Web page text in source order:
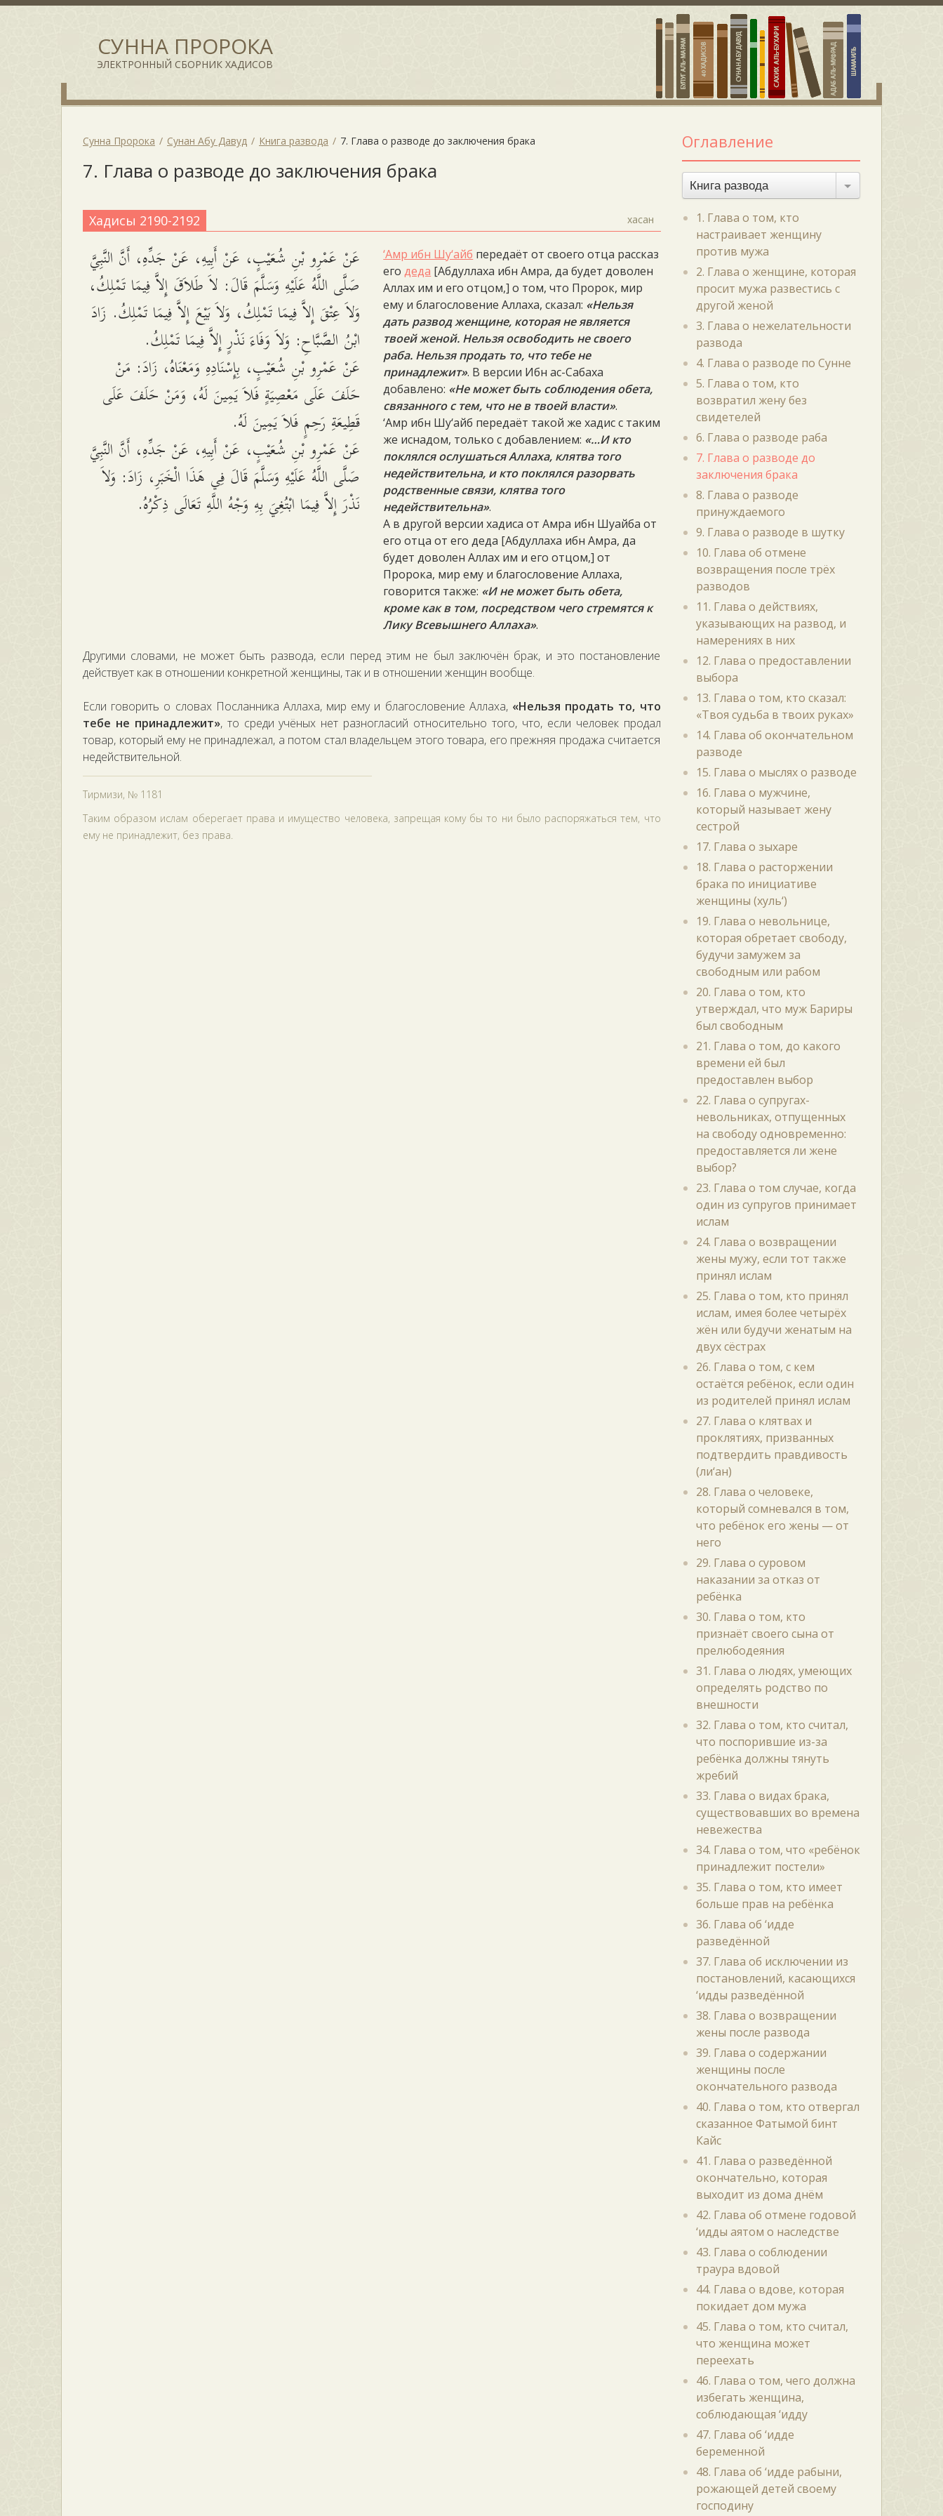
СУННА ПРОРОКА
ЭЛЕКТРОННЫЙ СБОРНИК ХАДИСОВ
Сунна Пророка Сунан Абу Давуд Книга развода 7. Глава о разводе до заключения брака
7. Глава о разводе до заключения брака
Хадисы 2190-2192 хасан
عَنْ عَمْرِو بْنِ شُعَيْبٍ، عَنْ أَبِيهِ، عَنْ جَدِّهِ، أَنَّ النَّبِيَّ
صَلَّى اللَّهُ عَلَيْهِ وَسَلَّمَ قَالَ: لاَ طَلاَقَ إِلاَّ فِيمَا تَمْلِكُ،
وَلاَ عِتْقَ إِلاَّ فِيمَا تَمْلِكُ، وَلاَ بَيْعَ إِلاَّ فِيمَا تَمْلِكُ. زَادَ
ابْنُ الصَّبَّاحِ: وَلاَ وَفَاءَ نَذْرٍ إِلاَّ فِيمَا تَمْلِكُ.
عَنْ عَمْرِو بْنِ شُعَيْبٍ، بِإِسْنَادِهِ وَمَعْنَاهُ، زَادَ: مَنْ
حَلَفَ عَلَى مَعْصِيَةٍ فَلاَ يَمِينَ لَهُ، وَمَنْ حَلَفَ عَلَى
قَطِيعَةِ رَحِمٍ فَلاَ يَمِينَ لَهُ.
عَنْ عَمْرِو بْنِ شُعَيْبٍ، عَنْ أَبِيهِ، عَنْ جَدِّهِ، أَنَّ النَّبِيَّ
صَلَّى اللَّهُ عَلَيْهِ وَسَلَّمَ قَالَ فِي هَذَا الْخَبَرِ، زَادَ: وَلاَ
نَذْرَ إِلاَّ فِيمَا ابْتُغِيَ بِهِ وَجْهُ اللَّهِ تَعَالَى ذِكْرُهُ.
‘Амр ибн Шу‘айб передаёт от своего отца рассказ
егодеда [Абдуллаха ибн Амра, да будет доволен
Аллах им и его отцом,] о том, что Пророк, мир
ему и благословение Аллаха, сказал: «Нельзя
дать развод женщине, которая не является
твоей женой. Нельзя освободить не своего
раба. Нельзя продать то, что тебе не
принадлежит». В версии Ибн ас-Сабаха
добавлено: «Не может быть соблюдения обета,
связанного с тем, что не в твоей власти».
‘Амр ибн Шу‘айб передаёт такой же хадис с таким
же иснадом, только с добавлением: «…И кто
поклялся ослушаться Аллаха, клятва того
недействительна, и кто поклялся разорвать
родственные связи, клятва того
недействительна».
А в другой версии хадиса от Амра ибн Шуайба от
его отца от его деда [Абдуллаха ибн Амра, да
будет доволен Аллах им и его отцом,] от
Пророка, мир ему и благословение Аллаха,
говорится также: «И не может быть обета,
кроме как в том, посредством чего стремятся к
Лику Всевышнего Аллаха».
Другими словами, не может быть развода, если перед этим не был заключён брак, и это постановление
действует как в отношении конкретной женщины, так и в отношении женщин вообще.
Если говорить о словах Посланника Аллаха, мир ему и благословение Аллаха, «Нельзя продать то, что
тебе не принадлежит», то среди учёных нет разногласий относительно того, что, если человек продал
товар, который ему не принадлежал, а потом стал владельцем этого товара, его прежняя продажа считается
недействительной.
Тирмизи, № 1181
Таким образом ислам оберегает права и имущество человека, запрещая кому бы то ни было распоряжаться тем, что
ему не принадлежит, без права.
Оглавление
Книга развода
1. Глава о том, кто
настраивает женщину
против мужа
2. Глава о женщине, которая
просит мужа развестись с
другой женой
3. Глава о нежелательности
развода
4. Глава о разводе по Сунне
5. Глава о том, кто
возвратил жену без
свидетелей
6. Глава о разводе раба
7. Глава о разводе до
заключения брака
8. Глава о разводе
принуждаемого
9. Глава о разводе в шутку
10. Глава об отмене
возвращения после трёх
разводов
11. Глава о действиях,
указывающих на развод, и
намерениях в них
12. Глава о предоставлении
выбора
13. Глава о том, кто сказал:
«Твоя судьба в твоих руках»
14. Глава об окончательном
разводе
15. Глава о мыслях о разводе
16. Глава о мужчине,
который называет жену
сестрой
17. Глава о зыхаре
18. Глава о расторжении
брака по инициативе
женщины (хуль‘)
19. Глава о невольнице,
которая обретает свободу,
будучи замужем за
свободным или рабом
20. Глава о том, кто
утверждал, что муж Бариры
был свободным
21. Глава о том, до какого
времени ей был
предоставлен выбор
22. Глава о супругах-
невольниках, отпущенных
на свободу одновременно:
предоставляется ли жене
выбор?
23. Глава о том случае, когда
один из супругов принимает
ислам
24. Глава о возвращении
жены мужу, если тот также
принял ислам
25. Глава о том, кто принял
ислам, имея более четырёх
жён или будучи женатым на
двух сёстрах
26. Глава о том, с кем
остаётся ребёнок, если один
из родителей принял ислам
27. Глава о клятвах и
проклятиях, призванных
подтвердить правдивость
(ли‘ан)
28. Глава о человеке,
который сомневался в том,
что ребёнок его жены — от
него
29. Глава о суровом
наказании за отказ от
ребёнка
30. Глава о том, кто
признаёт своего сына от
прелюбодеяния
31. Глава о людях, умеющих
определять родство по
внешности
32. Глава о том, кто считал,
что поспорившие из-за
ребёнка должны тянуть
жребий
33. Глава о видах брака,
существовавших во времена
невежества
34. Глава о том, что «ребёнок
принадлежит постели»
35. Глава о том, кто имеет
больше прав на ребёнка
36. Глава об ‘идде
разведённой
37. Глава об исключении из
постановлений, касающихся
‘идды разведённой
38. Глава о возвращении
жены после развода
39. Глава о содержании
женщины после
окончательного развода
40. Глава о том, кто отвергал
сказанное Фатымой бинт
Кайс
41. Глава о разведённой
окончательно, которая
выходит из дома днём
42. Глава об отмене годовой
‘идды аятом о наследстве
43. Глава о соблюдении
траура вдовой
44. Глава о вдове, которая
покидает дом мужа
45. Глава о том, кто считал,
что женщина может
переехать
46. Глава о том, чего должна
избегать женщина,
соблюдающая ‘идду
47. Глава об ‘идде
беременной
48. Глава об ‘идде рабыни,
рожающей детей своему
господину